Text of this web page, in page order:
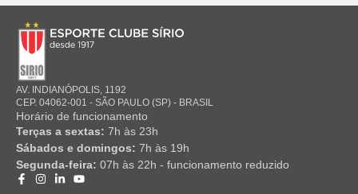
AV. INDIANÓPOLIS, 1192
CEP. 04062-001 - SÃO PAULO (SP) - BRASIL
Horário de funcionamento
Terças a sextas: 7h às 23h
Sábados e domingos: 7h às 19h
Segunda-feira: 07h às 22h - funcionamento reduzido